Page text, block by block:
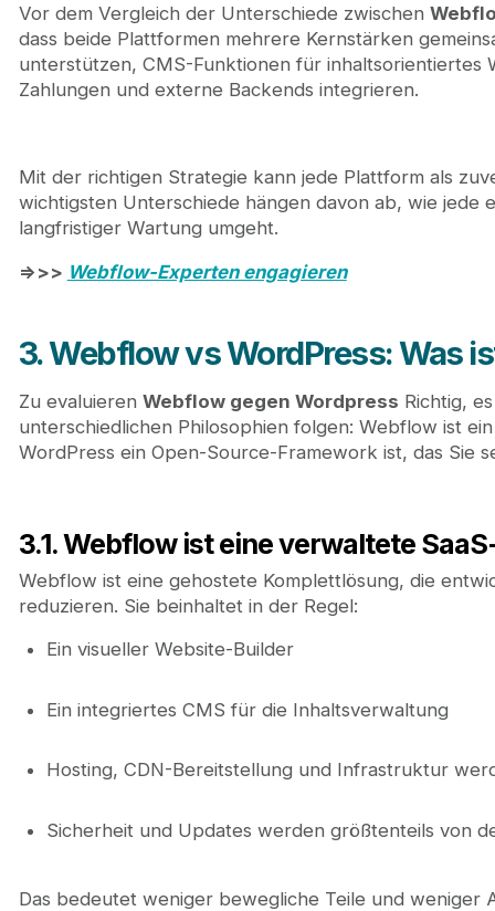
Vor dem Vergleich der Unterschiede zwischen
dass beide Plattformen mehrere Kernstärken
unterstützen, CMS-Funktionen für inhaltsorientiertes
Zahlungen und externe Backends integrieren.
Mit der richtigen Strategie kann jede Plattform als
wichtigsten Unterschiede hängen davon ab, wie jede
langfristiger Wartung umgeht.
=>>> Webflow-Experten engagieren
3. Webflow vs WordPress: Was
Zu evaluieren Webflow gegen Wordpress Richtig,
unterschiedlichen Philosophien folgen: Webflow ist
WordPress ein Open-Source-Framework ist, das Sie
3.1. Webflow ist eine verwaltete
Webflow ist eine gehostete Komplettlösung, die
reduzieren. Sie beinhaltet in der Regel:
Ein visueller Website-Builder
Ein integriertes CMS für die Inhaltsverwaltung
Hosting, CDN-Bereitstellung und Infrastruktur
Sicherheit und Updates werden größtenteils von
Das bedeutet weniger bewegliche Teile und weniger